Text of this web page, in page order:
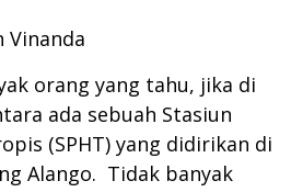
Vinanda
orang yang tahu, jika di
ada sebuah Stasiun
(SPHT) yang didirikan di
Alango. Tidak banyak